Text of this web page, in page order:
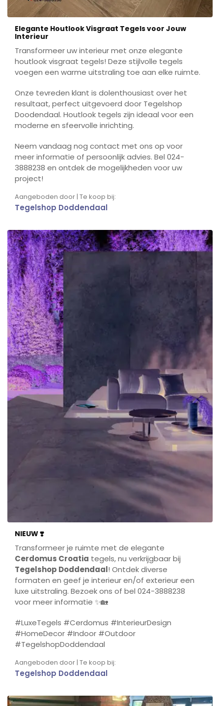
Elegante Houtlook Visgraat Tegels voor Jouw
Interieur
Transformeer uw interieur met onze elegante
houtlook visgraat tegels! Deze stijlvolle tegels
voegen een warme uitstraling toe aan elke ruimte.
Onze tevreden klant is dolenthousiast over het
resultaat, perfect uitgevoerd door Tegelshop
Doodendaal. Houtlook tegels zijn ideaal voor een
moderne en sfeervolle inrichting.
Neem vandaag nog contact met ons op voor
meer informatie of persoonlijk advies. Bel 024-
3888238 en ontdek de mogelijkheden voor uw
project!
Aangeboden door | Te koop bij:
Tegelshop Doddendaal
NIEUW ❣️
Transformeer je ruimte met de elegante
Cerdomus Croatia tegels, nu verkrijgbaar bij
Tegelshop Doddendaal! Ontdek diverse
formaten en geef je interieur en/of exterieur een
luxe uitstraling. Bezoek ons of bel 024-3888238
voor meer informatie ✨🏡
#LuxeTegels #Cerdomus #InterieurDesign
#HomeDecor #Indoor #Outdoor
#TegelshopDoddendaal
Aangeboden door | Te koop bij:
Tegelshop Doddendaal